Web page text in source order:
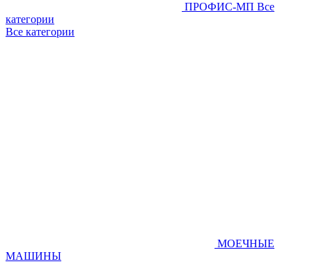
ПРОФИС-МП Все
категории
Все категории
МОЕЧНЫЕ
МАШИНЫ